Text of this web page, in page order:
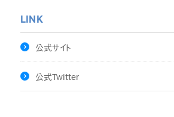
LINK
公式サイト
公式Twitter